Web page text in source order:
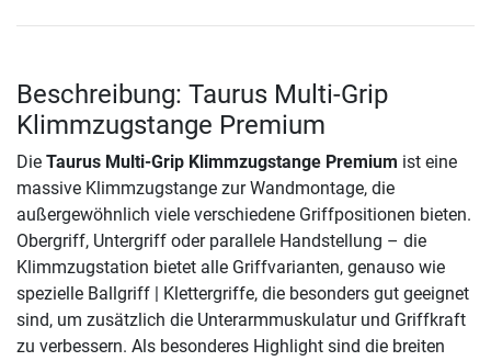
Beschreibung: Taurus Multi-Grip
Klimmzugstange Premium
Die Taurus Multi-Grip Klimmzugstange Premium ist eine
massive Klimmzugstange zur Wandmontage, die
außergewöhnlich viele verschiedene Griffpositionen bieten.
Obergriff, Untergriff oder parallele Handstellung – die
Klimmzugstation bietet alle Griffvarianten, genauso wie
spezielle Ballgriff | Klettergriffe, die besonders gut geeignet
sind, um zusätzlich die Unterarmmuskulatur und Griffkraft
zu verbessern. Als besonderes Highlight sind die breiten